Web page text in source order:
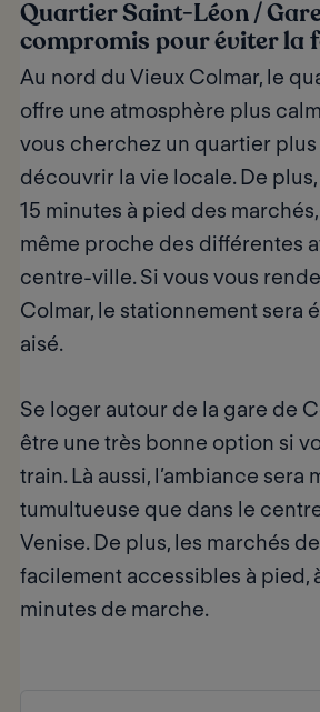
Quartier Saint-Léon /
compromis pour éviter la
Au nord du Vieux Colmar, le
offre une atmosphère plus
vous cherchez un quartier
découvrir la vie locale. De
15 minutes à pied des
même proche des différentes
centre-ville. Si vous vous
Colmar, le stationnement sera
aisé.
Se loger autour de la gare de
être une très bonne option si
train. Là aussi, l’ambiance sera
tumultueuse que dans le
Venise. De plus, les marchés
facilement accessibles à pied,
minutes de marche.